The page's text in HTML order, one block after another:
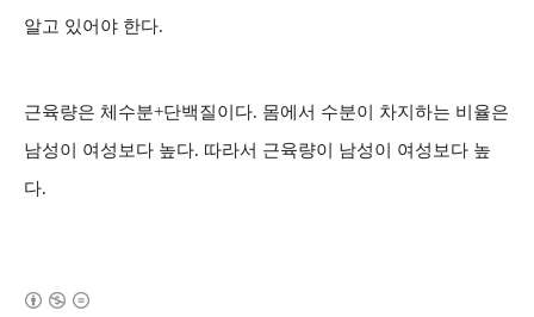
알고 있어야 한다.
근육량은 체수분+단백질이다. 몸에서 수분이 차지하는 비율은
남성이 여성보다 높다. 따라서 근육량이 남성이 여성보다 높
다.